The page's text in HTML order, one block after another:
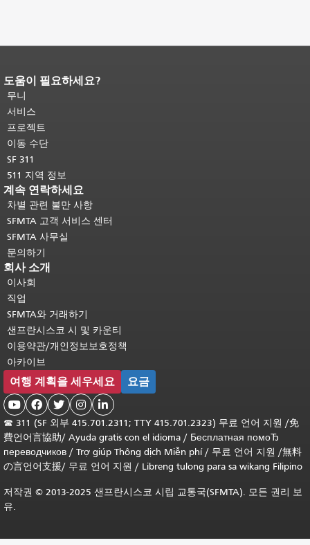
페이지 내용 끝입니다.이 페이지의 나
머지 내용은 모든 페이지에 반복됩니
다.메인 콘텐츠 상단으로 돌아가려면
여기를 클릭하십시오
도움이 필요하세요?
무니
서비스
프로젝트
이동 수단
SF 311
511 지역 정보
계속 연락하세요
차별 관련 불만 사항
SFMTA 고객 서비스 센터
SFMTA 사무실
문의하기
회사 소개
이사회
직업
SFMTA와 거래하기
샌프란시스코 시 및 카운티
이용약관/개인정보보호정책
아카이브
여행 계획을 세우세요 요금
    
☎ 311 (SF 외부 415.701.2311; TTY 415.701.2323) 무료 언어 지원 /免
費언어言協助/ Ayuda gratis con el idioma / Бесплатная помоЂ
переводчиков / Trợ giúp Thông dịch Miễn phí/ 무료 언어 지원 /無料
の言언어支援/ 무료 언어 지원 / Libreng tulong para sa wikang Filipino
저작권 © 2013-2025 샌프란시스코 시립 교통국(SFMTA). 모든 권리 보
유.